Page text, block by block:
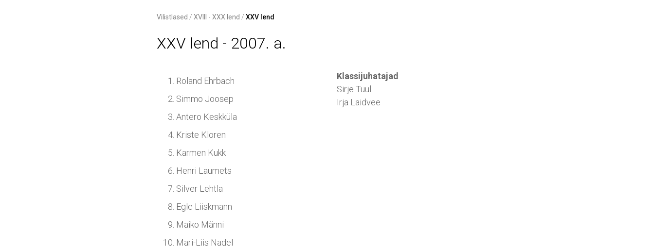
Vilistlased / XVIII - XXX lend / XXV lend
XXV lend - 2007. a.
Roland Ehrbach
Simmo Joosep
Antero Keskküla
Kriste Kloren
Karmen Kukk
Henri Laumets
Silver Lehtla
Egle Liiskmann
Maiko Männi
Mari-Liis Nadel
Klassijuhatajad
Sirje Tuul
Irja Laidvee